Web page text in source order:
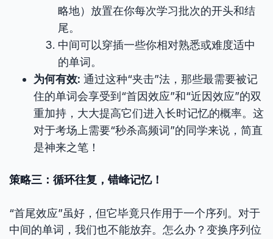
略地）放置在你每次学习批次的开头和结
尾。
中间可以穿插一些你相对熟悉或难度适中
的单词。
为何有效: 通过这种“夹击”法，那些最需要被记
住的单词会享受到“首因效应”和“近因效应”的双
重加持，大大提高它们进入长时记忆的概率。这
对于考场上需要“秒杀高频词”的同学来说，简直
是神来之笔！
策略三：循环往复，错峰记忆！
“首尾效应”虽好，但它毕竟只作用于一个序列。对于
中间的单词，我们也不能放弃。怎么办？变换序列位